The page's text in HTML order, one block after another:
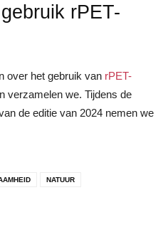
rPET-
over het gebruik van rPET-
verzamelen we. Tijdens de
de editie van 2024 nemen we
NATUUR